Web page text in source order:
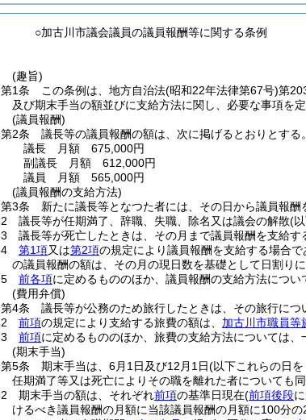
○加古川市議会議員の議員報酬等に関する条例
(趣旨)
第1条
この条例は、地方自治法(昭和22年法律第67号)第
及び期末手当の額並びに支給方法に関し、必要な事項を定
(議員報酬)
第2条
議長等の議員報酬の額は、次に掲げるとおりとする。
議長 月額 675,000円
副議長 月額 612,000円
議員 月額 565,000円
(議員報酬の支給方法)
第3条
新たに議長等となつた者には、その日から議員報酬
2
議長等が任期満了、辞職、失職、除名又は議会の解散(
3
議長等が死亡したときは、その月まで議員報酬を支給す
4
第1項又は第2項の規定により議員報酬を支給する場合
の議員報酬の額は、その月の現日数を基礎として日割りに
5
前各項に定めるもののほか、議員報酬の支給方法につい
(費用弁償)
第4条
議長等が公務のため旅行したときは、その旅行につ
2
前項の規定により支給する旅費の額は、 加古川市職員等
3
前項に定めるもののほか、旅費の支給方法については、
(期末手当)
第5条
期末手当は、6月1日及び12月1日(以下これらの日
任期満了等又は死亡によりその職を離れた者についても同
2
期末手当の額は、それぞれ前項の基準日現在(前項後段
けるべき議員報酬の月額に当該議員報酬の月額に100分